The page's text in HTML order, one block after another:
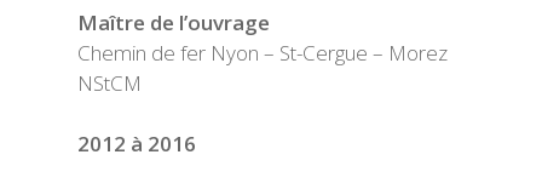
Maître de l’ouvrage
Chemin de fer Nyon – St-Cergue – Morez
NStCM
2012 à 2016